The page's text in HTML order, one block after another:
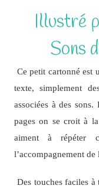
Illustré
Sons
Ce petit cartonné est
texte, simplement
associées à des
pages on se croit à
aiment à répéter
l’accompagnement
Des touches faciles